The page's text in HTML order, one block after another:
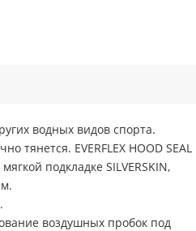
водных видов спорта.
тянется. EVERFLEX HOOD SEAL
подкладке SILVERSKIN,
воздушных пробок под